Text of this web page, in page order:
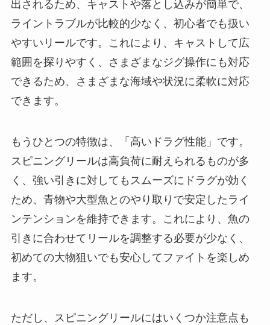
出されるため、キャストや落とし込みが簡単で、
ライントラブルが比較的少なく、初心者でも扱い
やすいリールです。これにより、キャストして広
範囲を探りやすく、さまざまなジグ操作にも対応
できるため、さまざまな海域や状況に柔軟に対応
できます。
もうひとつの特徴は、「高いドラグ性能」です。
スピニングリールは高負荷に耐えられるものが多
く、強い引きに対してもスムーズにドラグが効く
ため、青物や大型魚とのやり取りで安定したライ
ンテンションを維持できます。これにより、魚の
引きに合わせてリールを調整する必要が少なく、
初めての大物狙いでも安心してファイトを楽しめ
ます。
ただし、スピニングリールにはいくつか注意点も